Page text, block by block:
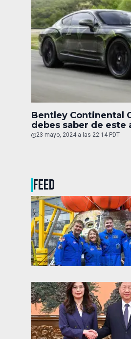
Bentley Continental
debes saber de este
23 mayo, 2024 a las 22:14 PDT
FEED